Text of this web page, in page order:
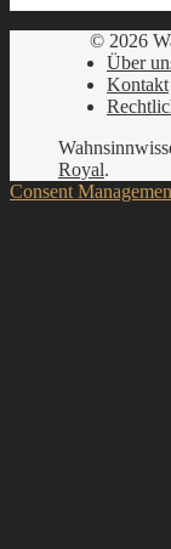
© 2026
Über
Kontakt
Royal.
Consent